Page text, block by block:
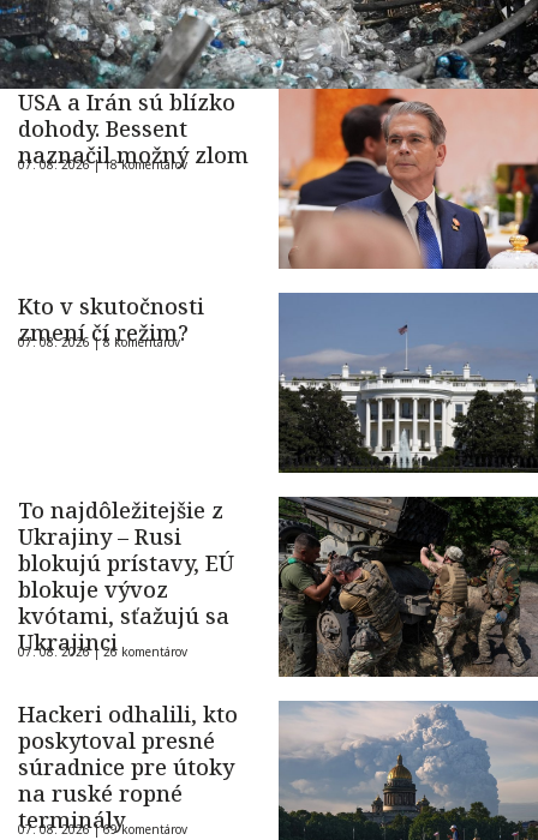
USA a Irán sú blízko
dohody. Bessent
naznačil možný zlom
07. 08. 2026 |18 komentárov
Kto v skutočnosti
zmení čí režim?
07. 08. 2026 |8 komentárov
To najdôležitejšie z
Ukrajiny – Rusi
blokujú prístavy, EÚ
blokuje vývoz
kvótami, sťažujú sa
Ukrajinci
07. 08. 2026 |26 komentárov
Hackeri odhalili, kto
poskytoval presné
súradnice pre útoky
na ruské ropné
terminály
07. 08. 2026 |69 komentárov